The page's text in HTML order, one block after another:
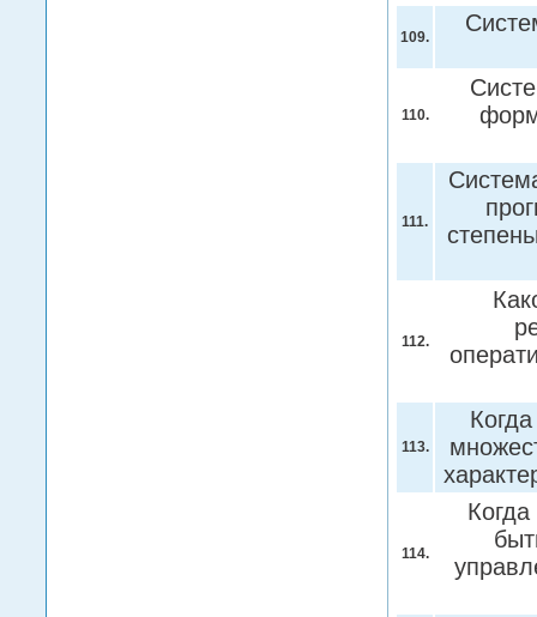
109.
110.
111.
112.
113.
114.